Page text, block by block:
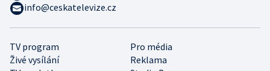
TV program
Pro média
Živé vysílání
Reklama
info@ceskatelevize.cz